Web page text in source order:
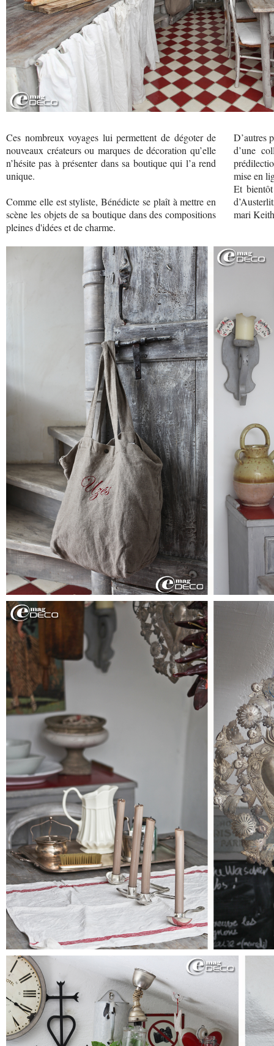
Ces nombreux voyages lui permettent de dégoter de
nouveaux créateurs ou marques de décoration qu’elle
n’hésite pas à présenter dans sa boutique qui l’a rend
unique.
Comme elle est styliste, Bénédicte se plaît à mettre en
scène les objets de sa boutique dans des compositions
pleines d'idées et de charme.
D’autres
d’une
mise en
Et
mari